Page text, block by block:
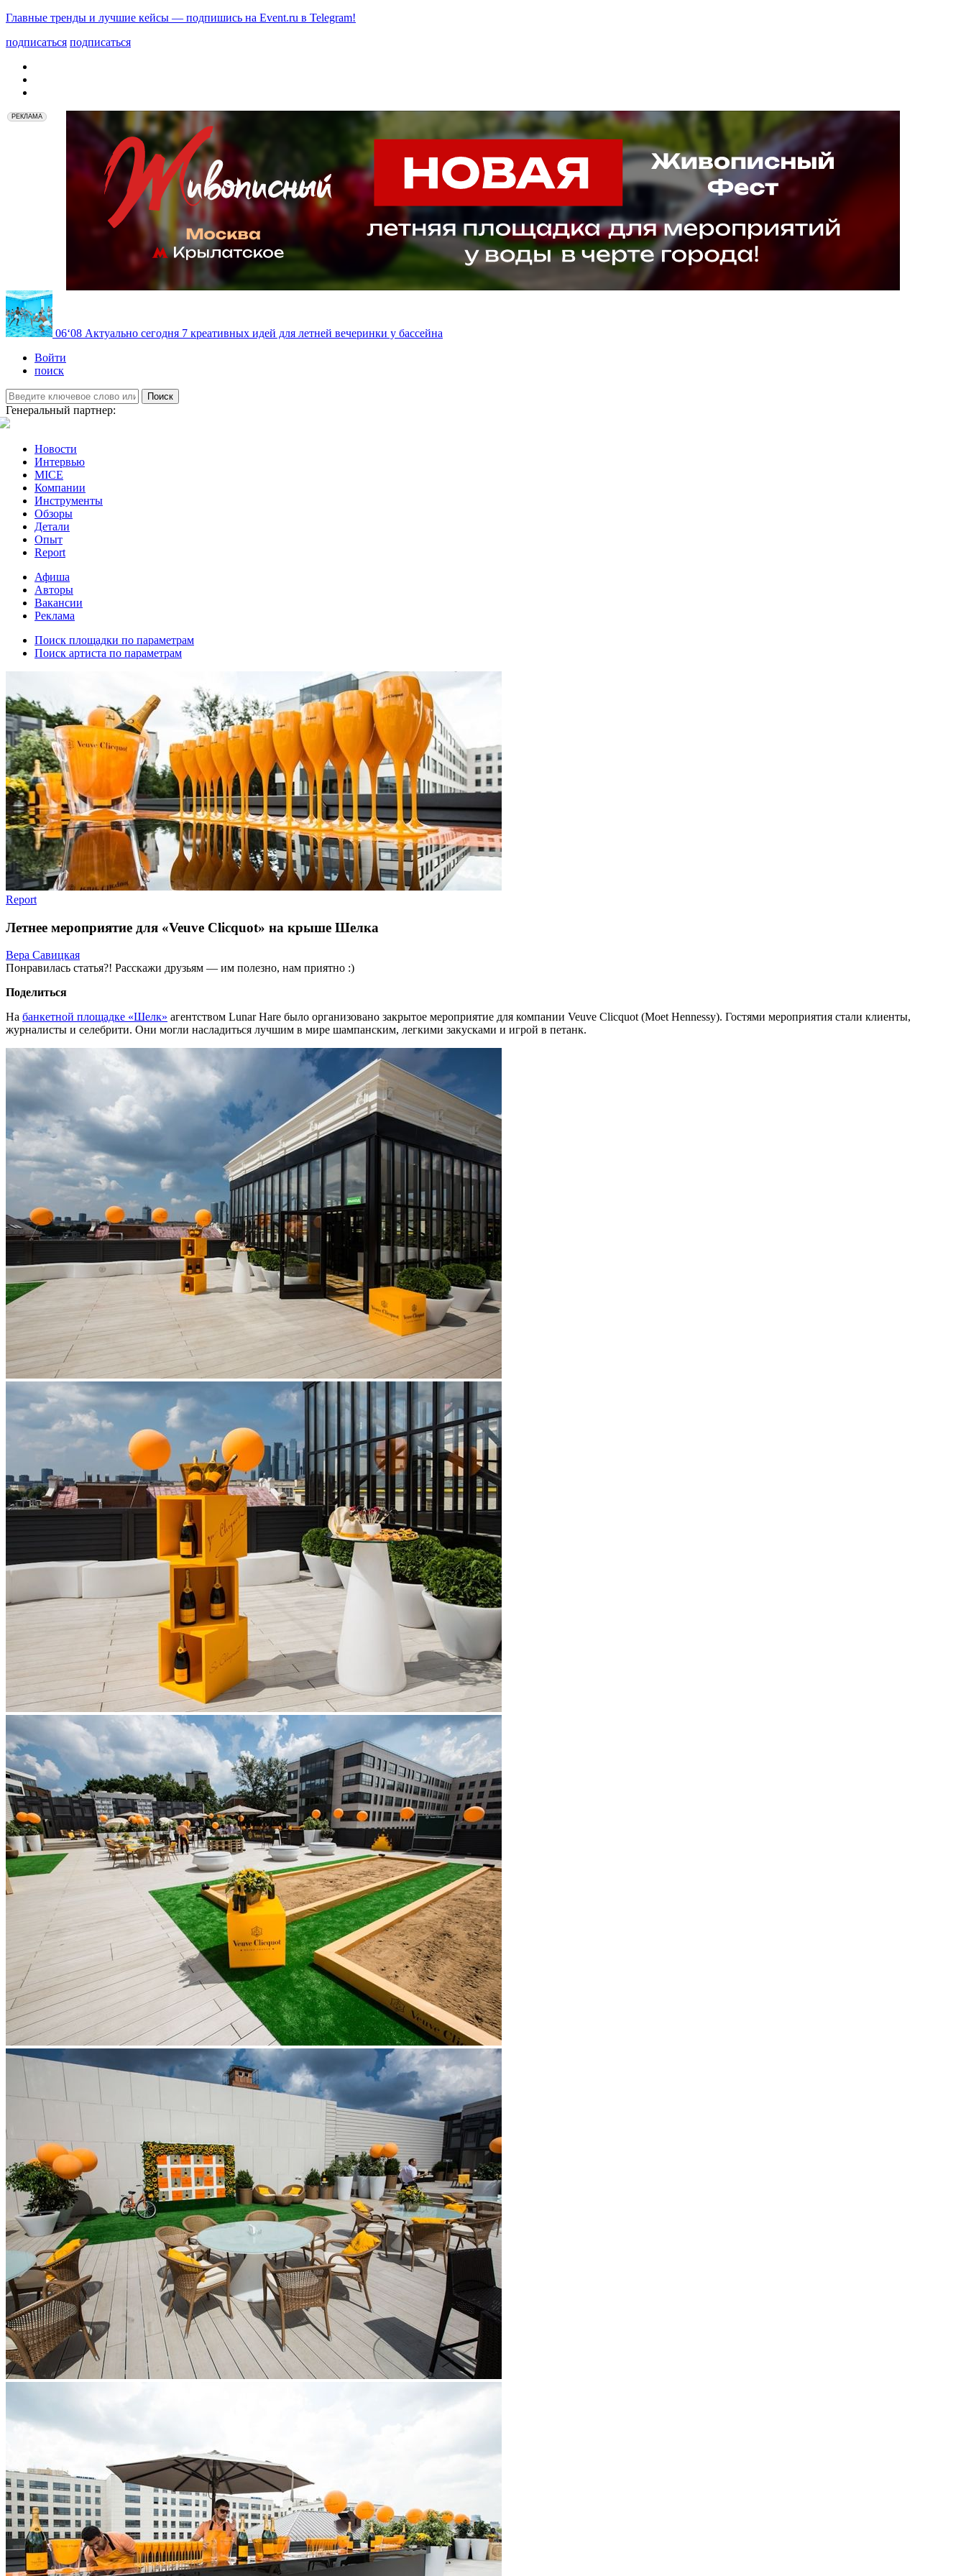
Главные тренды и лучшие кейсы — подпишись на Event.ru в Telegram!
подписаться подписаться
РЕКЛАМА
06‘08 Актуально сегодня 7 креативных идей для летней вечеринки у бассейна
Войти
поиск
Поиск
Генеральный партнер:
Новости
Интервью
MICE
Компании
Инструменты
Обзоры
Детали
Опыт
Report
Афиша
Авторы
Вакансии
Реклама
Поиск площадки по параметрам
Поиск артиста по параметрам
Report
Летнее мероприятие для «Veuve Clicquot» на крыше Шелка
Вера Савицкая
Понравилась статья?! Расскажи друзьям — им полезно, нам приятно :)
Поделиться
На банкетной площадке «Шелк» агентством Lunar Hare было организовано закрытое мероприятие для компании Veuve Clicquot (Moet Hennessy). Гостями мероприятия стали клиенты,
журналисты и селебрити. Они могли насладиться лучшим в мире шампанским, легкими закусками и игрой в петанк.